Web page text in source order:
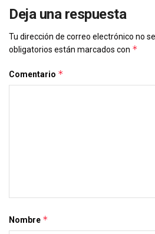
Deja una respuesta
Tu dirección de correo electrónico no
obligatorios están marcados con *
Comentario *
Nombre *